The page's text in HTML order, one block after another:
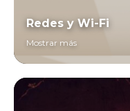
Redes y Wi-Fi
Mostrar más